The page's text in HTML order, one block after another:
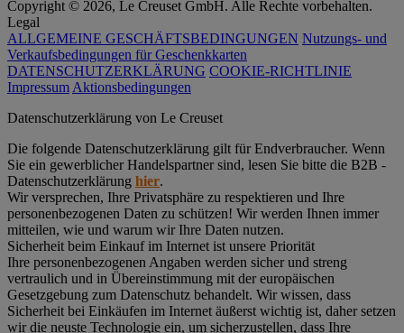
Copyright © 2026, Le Creuset GmbH. Alle Rechte vorbehalten.
Legal
ALLGEMEINE GESCHÄFTSBEDINGUNGEN Nutzungs- und
Verkaufsbedingungen für Geschenkkarten
DATENSCHUTZERKLÄRUNG COOKIE-RICHTLINIE
Impressum Aktionsbedingungen
Datenschutz­erklärung von Le Creuset
Die folgende Datenschutzerklärung gilt für Endverbraucher. Wenn
Sie ein gewerblicher Handelspartner sind, lesen Sie bitte die B2B -
Datenschutzerklärung hier.
Wir versprechen, Ihre Privatsphäre zu respektieren und Ihre
personenbezogenen Daten zu schützen! Wir werden Ihnen immer
mitteilen, wie und warum wir Ihre Daten nutzen.
Sicherheit beim Einkauf im Internet ist unsere Priorität
Ihre personenbezogenen Angaben werden sicher und streng
vertraulich und in Übereinstimmung mit der europäischen
Gesetzgebung zum Datenschutz behandelt. Wir wissen, dass
Sicherheit bei Einkäufen im Internet äußerst wichtig ist, daher setzen
wir die neuste Technologie ein, um sicherzustellen, dass Ihre